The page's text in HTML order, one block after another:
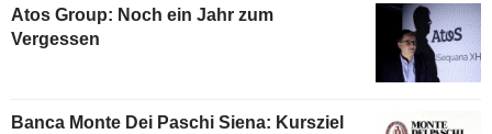
Atos Group: Noch ein Jahr zum
Vergessen
Banca Monte Dei Paschi Siena: Kursziel